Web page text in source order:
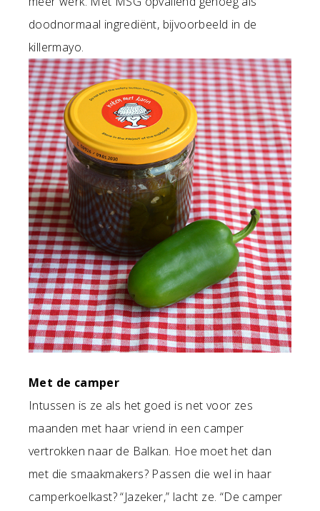
doodnormaal ingrediënt, bijvoorbeeld in de
killermayo.
Met de camper
Intussen is ze als het goed is net voor zes
maanden met haar vriend in een camper
vertrokken naar de Balkan. Hoe moet het dan
met die smaakmakers? Passen die wel in haar
camperkoelkast? “Jazeker,” lacht ze. “De camper